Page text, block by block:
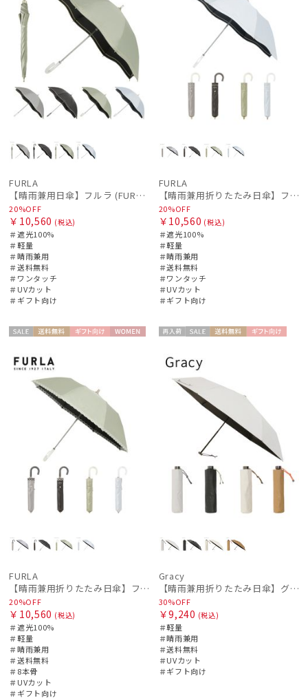
FURLA
【晴雨兼用日傘】フルラ (FURLA) ジッパー刺繍 遮光100 UV100 ジャンプ
20%OFF
￥10,560 (税込)
＃遮光100%
＃軽量
＃晴雨兼用
＃送料無料
＃ワンタッチ
＃UVカット
＃ギフト向け
FURLA
【晴雨兼用折りたたみ日傘】フルラ (FURLA) ジッパー刺繍 遮光100 UV100 簡単開閉 ジャンプ
20%OFF
￥10,560 (税込)
＃遮光100%
＃軽量
＃晴雨兼用
＃送料無料
＃ワンタッチ
＃UVカット
＃ギフト向け
ル
料
FURLA
【晴雨兼用折りたたみ日傘】フルラ (FURLA) チェーン刺繍 遮光100 UV100 簡単開閉 ジャンプ
20%OFF
￥10,560 (税込)
＃遮光100%
＃軽量
＃晴雨兼用
＃送料無料
＃8本骨
＃UVカット
＃ギフト向け
荷
ル
WOME
N
Gracy
【晴雨兼用折りたたみ日傘】グレイシー (Gracy) Active 一級遮光99.99% 遮熱 UV99％ 軽量 簡単開閉
30%OFF
￥9,240 (税込)
＃軽量
＃晴雨兼用
＃送料無料
＃UVカット
＃ギフト向け